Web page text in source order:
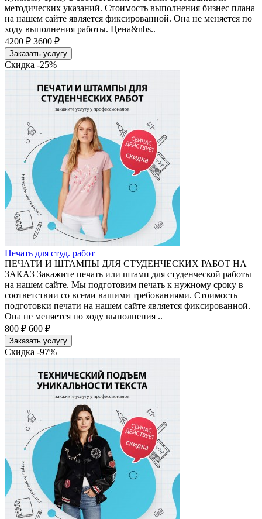
методических указаний. Стоимость выполнения бизнес плана
на нашем сайте является фиксированной. Она не меняется по
ходу выполнения работы. Цена&nbs..
4200 ₽ 3600 ₽
Заказать услугу
Скидка -25%
Печать для студ. работ
ПЕЧАТИ И ШТАМПЫ ДЛЯ СТУДЕНЧЕСКИХ РАБОТ НА
ЗАКАЗ Закажите печать или штамп для студенческой работы
на нашем сайте. Мы подготовим печать к нужному сроку в
соответствии со всеми вашими требованиями. Стоимость
подготовки печати на нашем сайте является фиксированной.
Она не меняется по ходу выполнения ..
800 ₽ 600 ₽
Заказать услугу
Скидка -97%